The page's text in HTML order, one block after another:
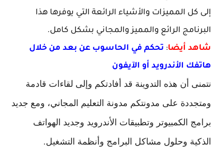
إلى كل المميزات والأشياء الرائعة التي يوفرها هذا
البرنامج الرائع والمميز والمجاني بشكل كامل.
شاهد أيضا: تحكم في الحاسوب عن بعد من خلال
هاتفك الأندرويد أو الآيفون
نتمنى أن هذه التدوينة قد أفادتكم وإلى لقاءات قادمة
ومتجددة على مدونتكم مدونة التعليم المجاني، ومع جديد
برامج الكمبيوتر وتطبيقات الأندرويد وجديد الهواتف
الذكية وحلول مشاكل البرامج وأنظمة التشغيل.